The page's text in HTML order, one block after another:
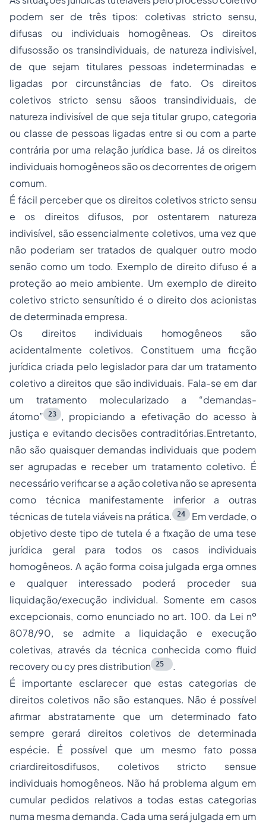
podem ser de três tipos: coletivas stricto sensu,
difusas ou individuais homogêneas. Os direitos
difusossão os transindividuais, de natureza indivisível,
de que sejam titulares pessoas indeterminadas e
ligadas por circunstâncias de fato. Os direitos
coletivos stricto sensu sãoos transindividuais, de
natureza indivisível de que seja titular grupo, categoria
ou classe de pessoas ligadas entre si ou com a parte
contrária por uma relação jurídica base. Já os direitos
individuais homogêneos são os decorrentes de origem
comum.
É fácil perceber que os direitos coletivos stricto sensu
e os direitos difusos, por ostentarem natureza
indivisível, são essencialmente coletivos, uma vez que
não poderiam ser tratados de qualquer outro modo
senão como um todo. Exemplo de direito difuso é a
proteção ao meio ambiente. Um exemplo de direito
coletivo stricto sensunítido é o direito dos acionistas
de determinada empresa.
Os direitos individuais homogêneos são
acidentalmente coletivos. Constituem uma ficção
jurídica criada pelo legislador para dar um tratamento
coletivo a direitos que são individuais. Fala-se em dar
um tratamento molecularizado a “demandas-
átomo”
23
, propiciando a efetivação do acesso à
justiça e evitando decisões contraditórias.Entretanto,
não são quaisquer demandas individuais que podem
ser agrupadas e receber um tratamento coletivo. É
necessário verificar se a ação coletiva não se apresenta
como técnica manifestamente inferior a outras
técnicas de tutela viáveis na prática.
24
Em verdade, o
objetivo deste tipo de tutela é a fixação de uma tese
jurídica geral para todos os casos individuais
homogêneos. A ação forma coisa julgada erga omnes
e qualquer interessado poderá proceder sua
liquidação/execução individual. Somente em casos
excepcionais, como enunciado no art. 100. da Lei nº
8078/90, se admite a liquidação e execução
coletivas, através da técnica conhecida como fluid
recovery ou cy pres distribution
25
.
É importante esclarecer que estas categorias de
direitos coletivos não são estanques. Não é possível
afirmar abstratamente que um determinado fato
sempre gerará direitos coletivos de determinada
espécie. É possível que um mesmo fato possa
criardireitosdifusos, coletivos stricto sensue
individuais homogêneos. Não há problema algum em
cumular pedidos relativos a todas estas categorias
numa mesma demanda. Cada uma será julgada em um